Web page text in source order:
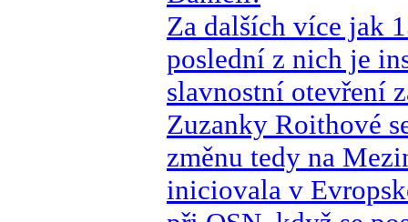
Za dalších více jak
poslední z nich je
slavnostní otevření
Zuzanky Roithové
změnu tedy na
iniciovala v